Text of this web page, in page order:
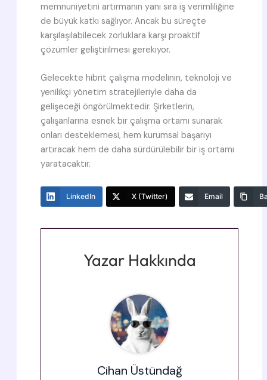
memnuniyetini artırmanın yanı sıra iş verimliliğine
de büyük katkı sağlıyor. Ancak bu süreçte
karşılaşılabilecek zorluklara karşı proaktif
çözümler geliştirilmesi gerekiyor.
Gelecekte hibrit çalışma modelinin, teknoloji ve
yenilikçi yönetim stratejileriyle daha da
gelişeceği öngörülmektedir. Şirketlerin,
çalışanlarına esnek bir çalışma ortamı sunarak
onları desteklemesi, hem kurumsal başarıyı
artıracak hem de daha sürdürülebilir bir iş ortamı
yaratacaktır.
LinkedIn X (Twitter) Email
Cihan Üstündağ